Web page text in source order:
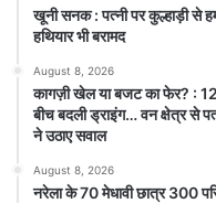
खूनी सनक : पत्नी पर कुल्हाड़ी से
हथियार भी बरामद
August 8, 2026
कागज़ी खेल या बजट का फेर? :
बीच बदली ड्राइंग… वन क्षेत्र से
ने उठाए सवाल
August 8, 2026
नरेला के 70 मेधावी छात्र 300